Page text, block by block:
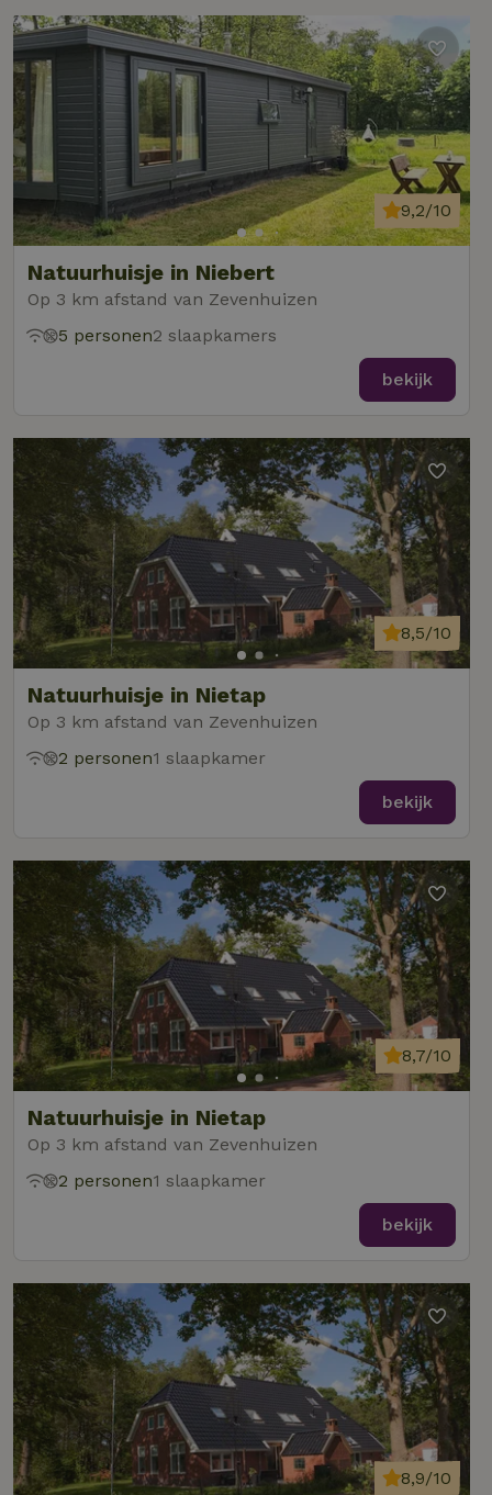
Natuurhuisje in Niebert
Op 3 km afstand van Zevenhuizen
9,2/10
5 personen2 slaapkamers
bekijk
Natuurhuisje in Nietap
Op 3 km afstand van Zevenhuizen
8,5/10
2 personen1 slaapkamer
bekijk
Natuurhuisje in Nietap
Op 3 km afstand van Zevenhuizen
8,7/10
2 personen1 slaapkamer
bekijk
8,9/10